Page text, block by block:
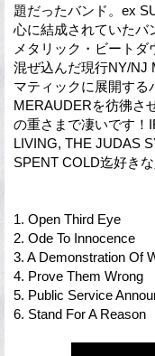
題だったバンド。ex
心に結成されていたバ
メタリック・ビート
混ぜ込んだ現行NY/NJ
マティックに展開する
MERAUDERを彷彿さ
の重さまで凄いです！
LIVING, THE JUDAS
SPENT COLD迄好き
1. Open Third Eye
2. Ode To Innocence
3. A Demonstration Of
4. Prove Them Wrong
5. Public Service
6. Stand For A Reason